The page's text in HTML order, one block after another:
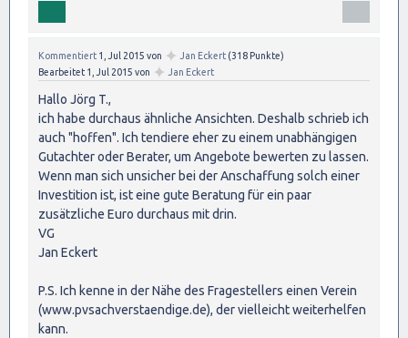
Kommentiert 1, Jul 2015 von ✦ Jan Eckert (318 Punkte)
Bearbeitet 1, Jul 2015 von ✦ Jan Eckert
Hallo Jörg T.,
ich habe durchaus ähnliche Ansichten. Deshalb schrieb ich
auch "hoffen". Ich tendiere eher zu einem unabhängigen
Gutachter oder Berater, um Angebote bewerten zu lassen.
Wenn man sich unsicher bei der Anschaffung solch einer
Investition ist, ist eine gute Beratung für ein paar
zusätzliche Euro durchaus mit drin.
VG
Jan Eckert
P.S. Ich kenne in der Nähe des Fragestellers einen Verein
(www.pvsachverstaendige.de), der vielleicht weiterhelfen
kann.